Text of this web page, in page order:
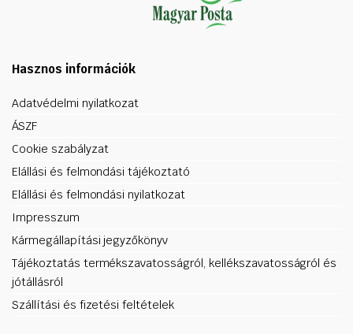
Hasznos információk
Adatvédelmi nyilatkozat
ÁSZF
Cookie szabályzat
Elállási és felmondási tájékoztató
Elállási és felmondási nyilatkozat
Impresszum
Kármegállapítási jegyzőkönyv
Tájékoztatás termékszavatosságról, kellékszavatosságról és
jótállásról
Szállítási és fizetési feltételek